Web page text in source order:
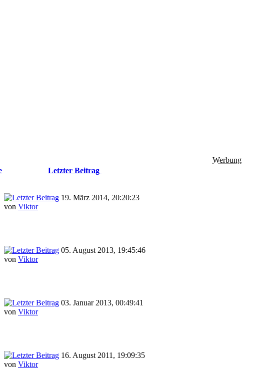
Letzter Beitrag
19. März 2014, 20:20:23
von Viktor
05. August 2013, 19:45:46
von Viktor
03. Januar 2013, 00:49:41
von Viktor
16. August 2011, 19:09:35
von Viktor
Werbung